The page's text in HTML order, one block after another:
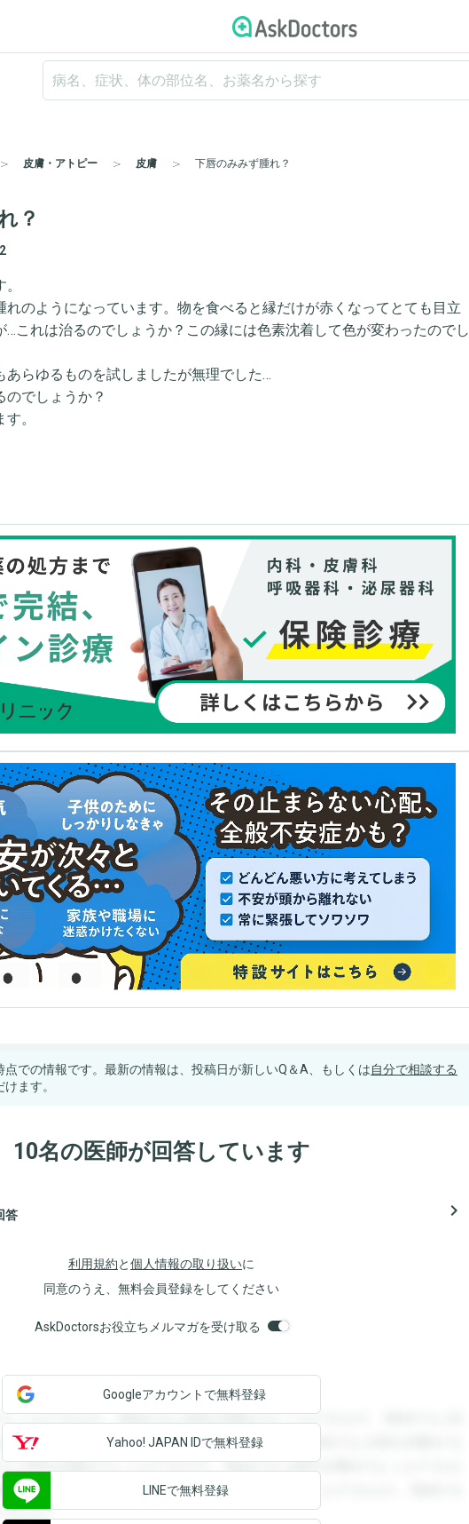
皮膚・アトピー 皮膚 下唇のみみず腫れ？
？
れのようになっています。物を食べると縁だけが赤くなってとても目立
…これは治るのでしょうか？この縁には色素沈着して色が変わったのでし
あらゆるものを試しましたが無理でした…
でしょうか？
。
点での情報です。最新の情報は、投稿日が新しいQ＆A、もしくは自分で相談する
ます。
10名の医師が回答しています
答 navigate_next
利用規約と個人情報の取り扱いに
同意のうえ、無料会員登録をしてください
AskDoctorsお役立ちメルマガを受け取る
ことができます。登録すると回答を閲覧することができます。登録すると回
す。登録すると回答を閲覧することができます。登録すると回答を閲覧する
と回答を閲覧することができます。登録すると回答を閲覧することができま
することができます。登録すると回答を閲覧することができます。登録する
きます。
Googleアカウントで無料登録
Yahoo! JAPAN IDで無料登録
LINEで無料登録